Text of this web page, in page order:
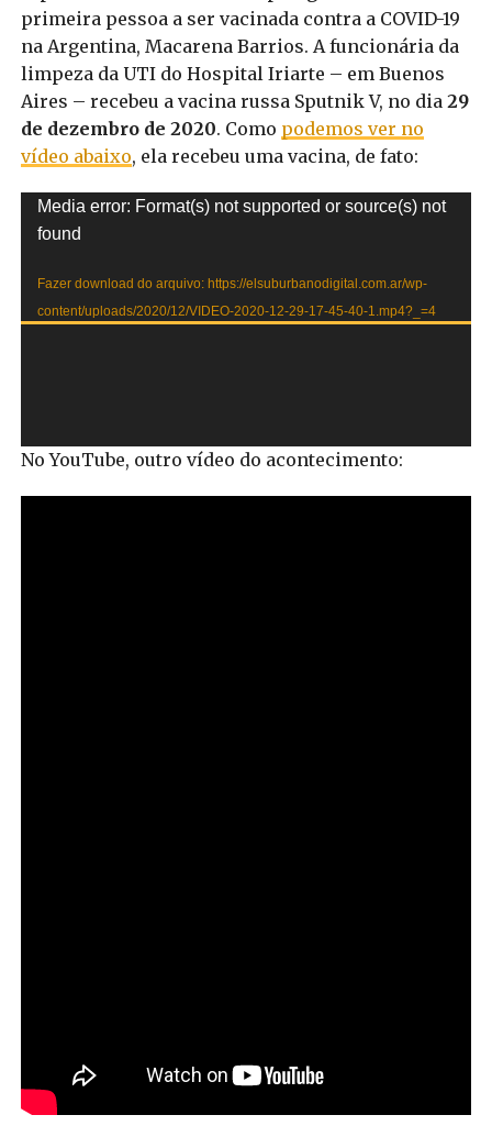
primeira pessoa a ser vacinada contra a COVID-19
na Argentina, Macarena Barrios. A funcionária da
limpeza da UTI do Hospital Iriarte – em Buenos
Aires – recebeu a vacina russa Sputnik V, no dia 29
de dezembro de 2020. Como podemos ver no
vídeo abaixo, ela recebeu uma vacina, de fato:
Tocador
de
Media error: Format(s) not supported or source(s) not
found
Fazer download do arquivo: https://elsuburbanodigital.com.ar/wp-
content/uploads/2020/12/VIDEO-2020-12-29-17-45-40-1.mp4?_=4
No YouTube, outro vídeo do acontecimento: